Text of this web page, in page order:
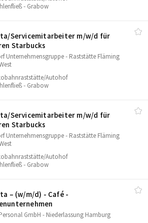
- Grabow
​Servicemitarbeiter m/​w/​d für
Starbucks
Unternehmensgruppe - Raststätte Fläming
Autohof
- Grabow
​Servicemitarbeiter m/​w/​d für
Starbucks
Unternehmensgruppe - Raststätte Fläming
Autohof
- Grabow
– (w/​m/​d) - Café -
GmbH - Niederlassung Hamburg